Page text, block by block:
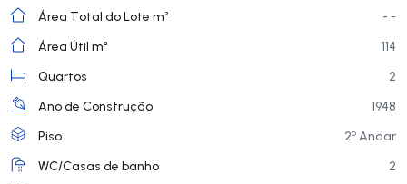
Área Total do Lote m²
- -
Área Útil m²
114
Quartos
2
Ano de Construção
1948
Piso
2o Andar
WC/Casas de banho
2